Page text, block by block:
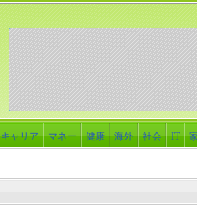
キャリア マネー 健康 海外 社会 IT